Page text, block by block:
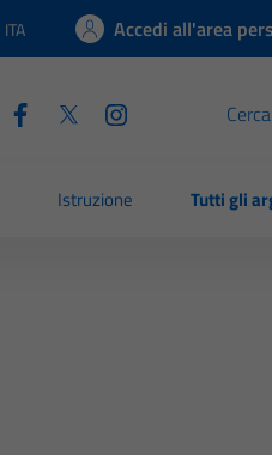
Lingua attiva:
ITA Accedi all'area
Cerca
Istruzione Tutti gli